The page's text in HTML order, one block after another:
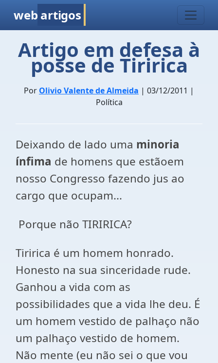
web artigos
Artigo em defesa à
posse de Tiririca
Por Olivio Valente de Almeida | 03/12/2011 |
Política
Deixando de lado uma minoria
ínfima de homens que estãoem
nosso Congresso fazendo jus ao
cargo que ocupam...
Porque não TIRIRICA?
Tiririca é um homem honrado.
Honesto na sua sinceridade rude.
Ganhou a vida com as
possibilidades que a vida lhe deu. É
um homem vestido de palhaço não
um palhaço vestido de homem.
Não mente (eu não sei o que vou